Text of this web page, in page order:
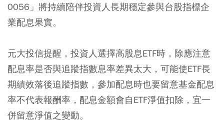
0056」將持續陪伴投資人長期穩定參與台股指標企
業配息果實。
元大投信提醒，投資人選擇高股息ETF時，除應注意
配息率是否與追蹤指數息率差異太大，可能使ETF長
期績效落後追蹤指數，參加配息時也要留意基金配息
率不代表報酬率，配息金額會自ETF淨值扣除，宜一
併留意淨值之變動。